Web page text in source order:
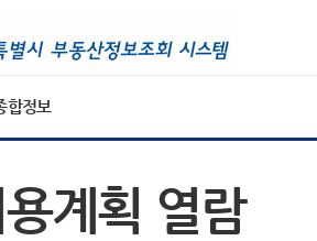
합정보
계획 열람